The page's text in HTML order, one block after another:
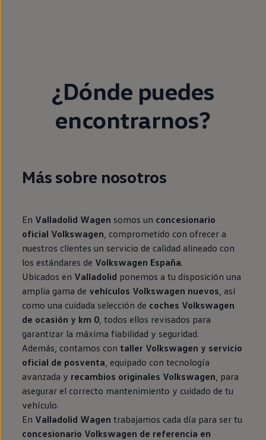
¿Dónde puedes
encontrarnos?
Más sobre nosotros
En Valladolid Wagen somos un concesionario
oficial Volkswagen , comprometido con ofrecer a
nuestros clientes un servicio de calidad alineado con
los estándares de Volkswagen España.
Ubicados en Valladolid ponemos a tu disposición una
amplia gama de vehículos Volkswagen nuevos , así
como una cuidada selección de coches Volkswagen
de ocasión y km 0 , todos ellos revisados para
garantizar la máxima fiabilidad y seguridad.
Además, contamos con taller Volkswagen y servicio
oficial de posventa , equipado con tecnología
avanzada y recambios originales Volkswagen , para
asegurar el correcto mantenimiento y cuidado de tu
vehículo.
En Valladolid Wagen trabajamos cada día para ser tu
concesionario Volkswagen de referencia en